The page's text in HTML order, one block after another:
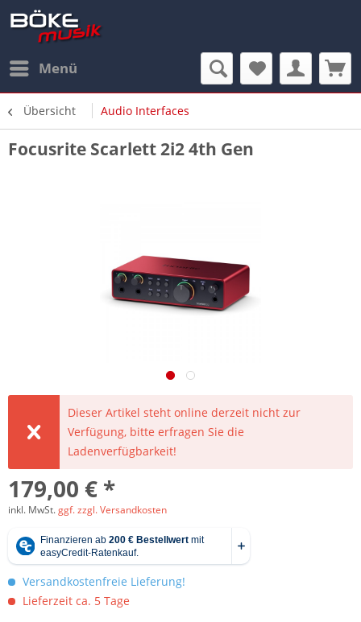
Menü
Übersicht Audio Interfaces
Focusrite Scarlett 2i2 4th Gen
Dieser Artikel steht online derzeit nicht zur
Verfügung, bitte erfragen Sie die
Ladenverfügbarkeit!
179,00 € *
inkl. MwSt.ggf. zzgl. Versandkosten
Versandkostenfreie Lieferung!
Lieferzeit ca. 5 Tage